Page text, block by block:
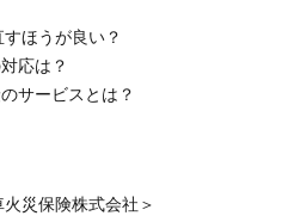
ほうが良い？
応は？
サービスとは？
災保険株式会社＞